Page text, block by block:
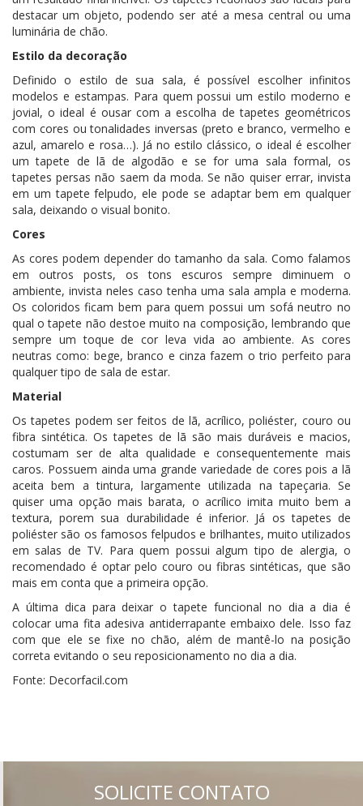
destacar um objeto, podendo ser até a mesa central ou uma
luminária de chão.
Estilo da decoração
Definido o estilo de sua sala, é possível escolher infinitos
modelos e estampas. Para quem possui um estilo moderno e
jovial, o ideal é ousar com a escolha de tapetes geométricos
com cores ou tonalidades inversas (preto e branco, vermelho e
azul, amarelo e rosa…). Já no estilo clássico, o ideal é escolher
um tapete de lã de algodão e se for uma sala formal, os
tapetes persas não saem da moda. Se não quiser errar, invista
em um tapete felpudo, ele pode se adaptar bem em qualquer
sala, deixando o visual bonito.
Cores
As cores podem depender do tamanho da sala. Como falamos
em outros posts, os tons escuros sempre diminuem o
ambiente, invista neles caso tenha uma sala ampla e moderna.
Os coloridos ficam bem para quem possui um sofá neutro no
qual o tapete não destoe muito na composição, lembrando que
sempre um toque de cor leva vida ao ambiente. As cores
neutras como: bege, branco e cinza fazem o trio perfeito para
qualquer tipo de sala de estar.
Material
Os tapetes podem ser feitos de lã, acrílico, poliéster, couro ou
fibra sintética. Os tapetes de lã são mais duráveis e macios,
costumam ser de alta qualidade e consequentemente mais
caros. Possuem ainda uma grande variedade de cores pois a lã
aceita bem a tintura, largamente utilizada na tapeçaria. Se
quiser uma opção mais barata, o acrílico imita muito bem a
textura, porem sua durabilidade é inferior. Já os tapetes de
poliéster são os famosos felpudos e brilhantes, muito utilizados
em salas de TV. Para quem possui algum tipo de alergia, o
recomendado é optar pelo couro ou fibras sintéticas, que são
mais em conta que a primeira opção.
A última dica para deixar o tapete funcional no dia a dia é
colocar uma fita adesiva antiderrapante embaixo dele. Isso faz
com que ele se fixe no chão, além de mantê-lo na posição
correta evitando o seu reposicionamento no dia a dia.
Fonte: Decorfacil.com
SOLICITE CONTATO